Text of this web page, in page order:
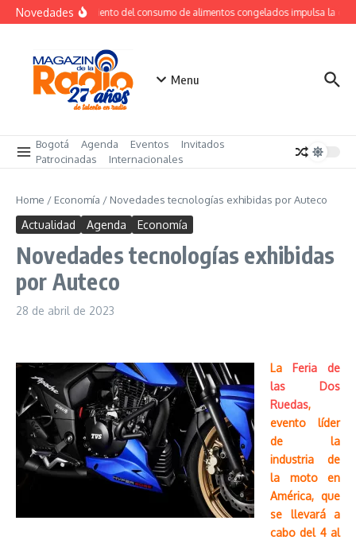
Saltar al contenido
NovedadesCrecimiento del consumo de alimentos congelados impulsa la
Menu
Bogotá Agenda Eventos
Invitados
Patrocinadas
Internacionales
Home / Economía / Novedades tecnologías exhibidas por Auteco
Actualidad Agenda Economía
Novedades tecnologías exhibidas
por Auteco
28 de abril de 2023
La
Feria de
las Dos
Ruedas,
evento líder
de la
industria de
la moto en
América, que
se llevará a
cabo del 4 al